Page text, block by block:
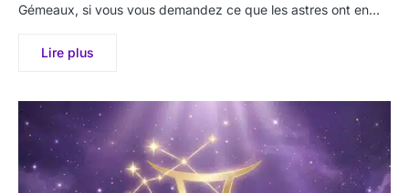
Gémeaux, si vous vous demandez ce que les astres ont en…
Lire plus